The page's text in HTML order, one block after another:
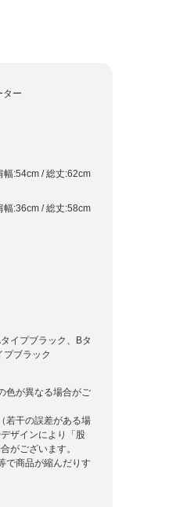
ター
幅:54cm / 総丈:62cm
幅:36cm / 総丈:58cm
イプブラック、Bタ
プブラック
色が異なる場合がご
若干の誤差がある場
ザインにより「股
がございます。
で商品が縮んだりす